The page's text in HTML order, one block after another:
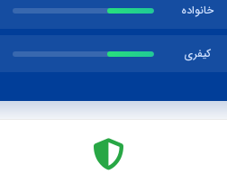
خانواده
کیفری